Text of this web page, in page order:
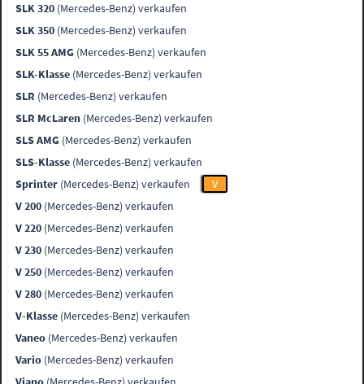
SLK 320 (Mercedes-Benz) verkaufen
SLK 350 (Mercedes-Benz) verkaufen
SLK 55 AMG (Mercedes-Benz) verkaufen
SLK-Klasse (Mercedes-Benz) verkaufen
SLR (Mercedes-Benz) verkaufen
SLR McLaren (Mercedes-Benz) verkaufen
SLS AMG (Mercedes-Benz) verkaufen
SLS-Klasse (Mercedes-Benz) verkaufen
Sprinter (Mercedes-Benz) verkaufen
V
V 200 (Mercedes-Benz) verkaufen
V 220 (Mercedes-Benz) verkaufen
V 230 (Mercedes-Benz) verkaufen
V 250 (Mercedes-Benz) verkaufen
V 280 (Mercedes-Benz) verkaufen
V-Klasse (Mercedes-Benz) verkaufen
Vaneo (Mercedes-Benz) verkaufen
Vario (Mercedes-Benz) verkaufen